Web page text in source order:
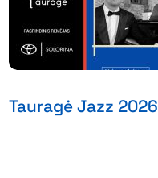
Tauragė Jazz 2026